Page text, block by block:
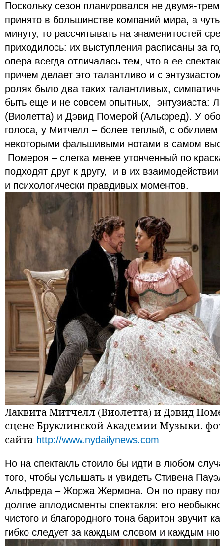
Поскольку сезон планировался не двумя-
принято в большинстве компаний мира, а
минуту, то рассчитывать на знаменитостей
приходилось: их выступления расписаны за
опера всегда отличалась тем, что в ее
причем делает это талантливо и с
ролях было два таких талантливых,
быть еще и не совсем опытных, энтузиаста:
(Виолетта) и Дэвид Померой (Альфред). У
голоса, у Митчелл – более теплый, с
некоторыми фальшивыми нотами в самом
Помероя – слегка менее утонченный по
подходят друг к другу, и в их
и психологически правдивых моментов.
Лаквита Митчелл (Виолетта) и Дэвид
сцене Бруклинской Академии Музыки.
сайта http://www.nydailynews.com
Но на спектакль стоило бы идти в любом
того, чтобы услышать и увидеть Стивена
Альфреда – Жоржа Жермона. Он по праву
долгие аплодисменты спектакля: его
чистого и благородного тона баритон звучит
гибко следует за каждым словом и каждым